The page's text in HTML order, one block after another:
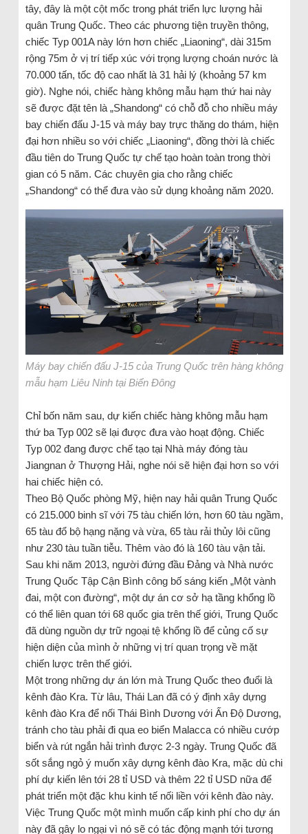
tây, đây là một cột mốc trong phát triển lực lượng hải
quân Trung Quốc. Theo các phương tiện truyền thông,
chiếc Typ 001A này lớn hơn chiếc „Liaoning“, dài 315m
rộng 75m ở vị trí tiếp xúc với trọng lượng choán nước là
70.000 tấn, tốc độ cao nhất là 31 hải lý (khoảng 57 km
giờ). Nghe nói, chiếc hàng không mẫu hạm thứ hai này
sẽ được đặt tên là „Shandong“ có chỗ đỗ cho nhiều máy
bay chiến đấu J-15 và máy bay trực thăng do thám, hiện
đại hơn nhiều so với chiếc „Liaoning“, đồng thời là chiếc
đầu tiên do Trung Quốc tự chế tạo hoàn toàn trong thời
gian có 5 năm. Các chuyên gia cho rằng chiếc
„Shandong“ có thể đưa vào sử dụng khoảng năm 2020.
Máy bay chiến đấu J-15 của Trung Quốc trên hàng không
mẫu hạm Liêu Ninh tại Biển Đông
Chỉ bốn năm sau, dự kiến chiếc hàng không mẫu hạm
thứ ba Typ 002 sẽ lại được đưa vào hoạt động. Chiếc
Typ 002 đang được chế tạo tại Nhà máy đóng tàu
Jiangnan ở Thượng Hải, nghe nói sẽ hiện đại hơn so với
hai chiếc hiện có.
Theo Bộ Quốc phòng Mỹ, hiện nay hải quân Trung Quốc
có 215.000 binh sĩ với 75 tàu chiến lớn, hơn 60 tàu ngầm,
65 tàu đổ bộ hạng nặng và vừa, 65 tàu rải thủy lôi cũng
như 230 tàu tuần tiễu. Thêm vào đó là 160 tàu vận tải.
Sau khi năm 2013, người đứng đầu Đảng và Nhà nước
Trung Quốc Tập Cận Bình công bố sáng kiến „Một vành
đai, một con đường“, một dự án cơ sở hạ tầng khổng lồ
có thể liên quan tới 68 quốc gia trên thế giới, Trung Quốc
đã dùng nguồn dự trữ ngoại tệ khổng lồ để củng cố sự
hiện diện của mình ở những vị trí quan trọng về mặt
chiến lược trên thế giới.
Một trong những dự án lớn mà Trung Quốc theo đuổi là
kênh đào Kra. Từ lâu, Thái Lan đã có ý định xây dựng
kênh đào Kra để nối Thái Bình Dương với Ấn Độ Dương,
tránh cho tàu phải đi qua eo biển Malacca có nhiều cướp
biển và rút ngắn hải trình được 2-3 ngày. Trung Quốc đã
sốt sắng ngỏ ý muốn xây dựng kênh đào Kra, mặc dù chi
phí dự kiến lên tới 28 tỉ USD và thêm 22 tỉ USD nữa để
phát triển một đặc khu kinh tế nối liền với kênh đào này.
Việc Trung Quốc một mình muốn cấp kinh phí cho dự án
này đã gây lo ngại vì nó sẽ có tác động mạnh tới tương